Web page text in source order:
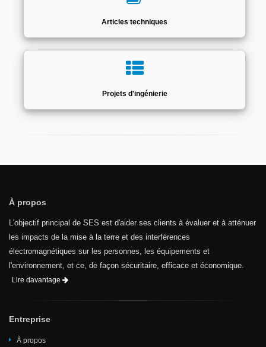
Articles techniques
Projets d'ingénierie
À propos
L'objectif principal de SES est d'aider ses clients à évaluer et à atténuer
les impacts de la mise à la terre et des interférences
électromagnétiques sur les personnes, les équipements et
l'environnement, et ce, de façon sécuritaire, efficace et économique.
Lire davantage
Entreprise
À propos